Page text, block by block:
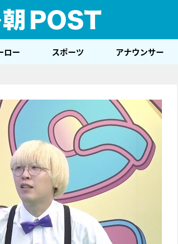
ロー スポーツ アナウンサー